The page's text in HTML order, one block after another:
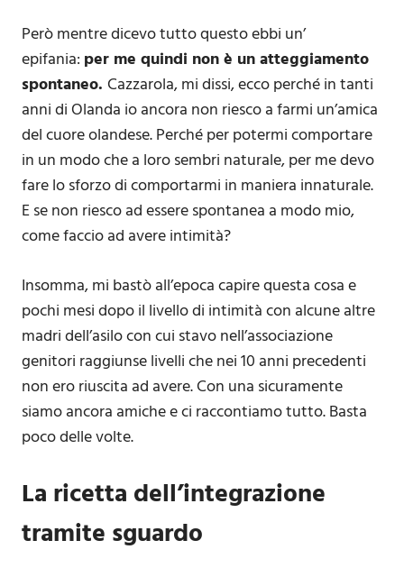
Però mentre dicevo tutto questo ebbi un’
epifania: per me quindi non è un atteggiamento
spontaneo. Cazzarola, mi dissi, ecco perché in tanti
anni di Olanda io ancora non riesco a farmi un’amica
del cuore olandese. Perché per potermi comportare
in un modo che a loro sembri naturale, per me devo
fare lo sforzo di comportarmi in maniera innaturale.
E se non riesco ad essere spontanea a modo mio,
come faccio ad avere intimità?
Insomma, mi bastò all’epoca capire questa cosa e
pochi mesi dopo il livello di intimità con alcune altre
madri dell’asilo con cui stavo nell’associazione
genitori raggiunse livelli che nei 10 anni precedenti
non ero riuscita ad avere. Con una sicuramente
siamo ancora amiche e ci raccontiamo tutto. Basta
poco delle volte.
La ricetta dell’integrazione
tramite sguardo